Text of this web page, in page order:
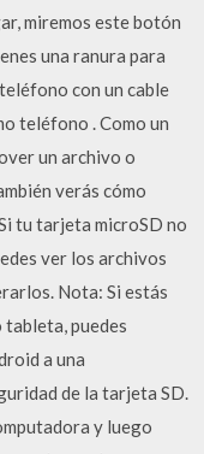
miremos este botón
una ranura para
con un cable
teléfono . Como un
un archivo o
verás cómo
tu tarjeta microSD no
ver los archivos
Nota: Si estás
puedes
a una
de la tarjeta SD.
y luego